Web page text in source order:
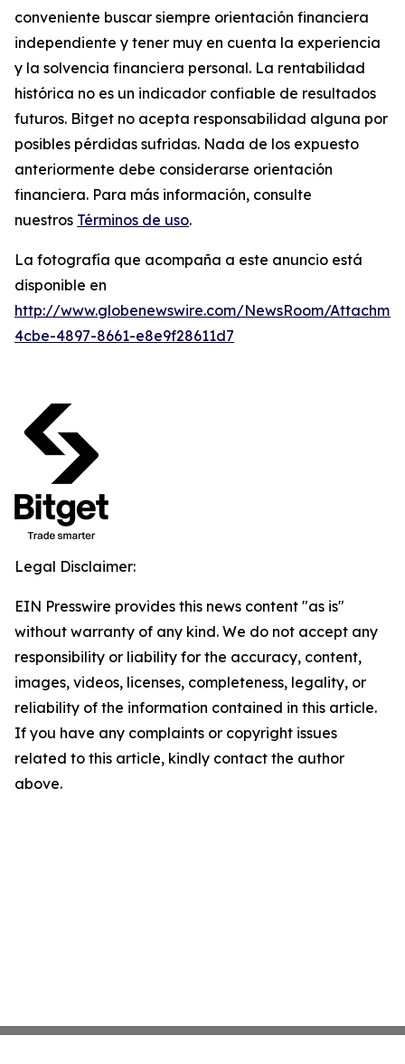
conveniente buscar siempre orientación financiera
independiente y tener muy en cuenta la experiencia
y la solvencia financiera personal. La rentabilidad
histórica no es un indicador confiable de resultados
futuros. Bitget no acepta responsabilidad alguna por
posibles pérdidas sufridas. Nada de los expuesto
anteriormente debe considerarse orientación
financiera. Para más información, consulte
nuestros Términos de uso.
La fotografía que acompaña a este anuncio está
disponible en
http://www.globenewswire.com/NewsRoom/
4cbe-4897-8661-e8e9f28611d7
Legal Disclaimer:
EIN Presswire provides this news content "as is"
without warranty of any kind. We do not accept any
responsibility or liability for the accuracy, content,
images, videos, licenses, completeness, legality, or
reliability of the information contained in this article.
If you have any complaints or copyright issues
related to this article, kindly contact the author
above.